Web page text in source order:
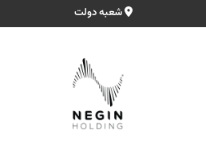
شعبه دولت